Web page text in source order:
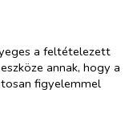
a feltételezett
annak, hogy a
figyelemmel